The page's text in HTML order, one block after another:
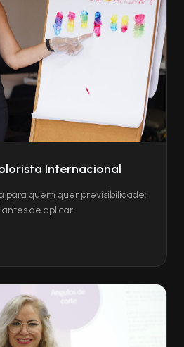
Internacional
para quem quer previsibilidade:
antes de aplicar.